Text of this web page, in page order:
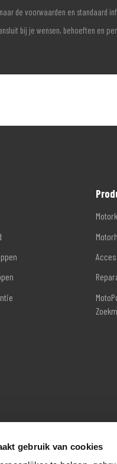
gebruik van cookies
de voorwaarden en standaard
bij je wensen, behoeften en